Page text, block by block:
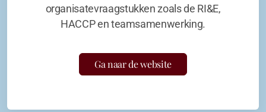
organisatevraagstukken zoals de RI&E,
HACCP en teamsamenwerking.
Ga naar de website